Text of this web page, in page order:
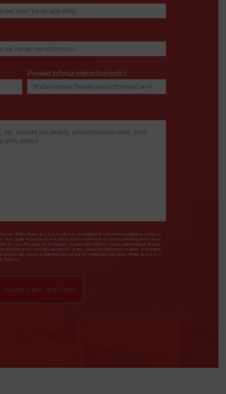
Powierzchnia nieruchomości
przez Dobre Promo sp. z o. o. w zakresie niezbędnym do oferowania produktów i usług, w
oraz zgodę na przetwarzanie moich danych osobowych w celach marketingowych przez
sp. z o.o. Przyjmuję do wiadomości, że moje dane osobowe zostaną wprowadzone do bazy
statystycznych. Oświadczam również, iż moja zgoda jest dobrowolna a także, że zostałem
lub usunięcia. Administratorami danych osobowych jest Dobre Promo sp. z o. o. z
Piętro 3.